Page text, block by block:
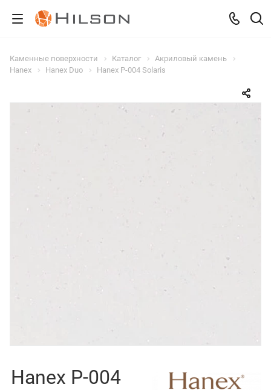
Каменные поверхности Каталог
Акриловый камень
Hanex
Hanex Duo Hanex P-004 Solaris
Hanex P-004